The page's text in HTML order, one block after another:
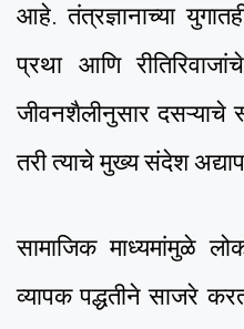
आहे. तंत्रज्ञानाच्या
प्रथा आणि
जीवनशैलीनुसार
तरी त्याचे मुख्य संदेश
सामाजिक माध्यमांमुळे
व्यापक पद्धतीने साजरे